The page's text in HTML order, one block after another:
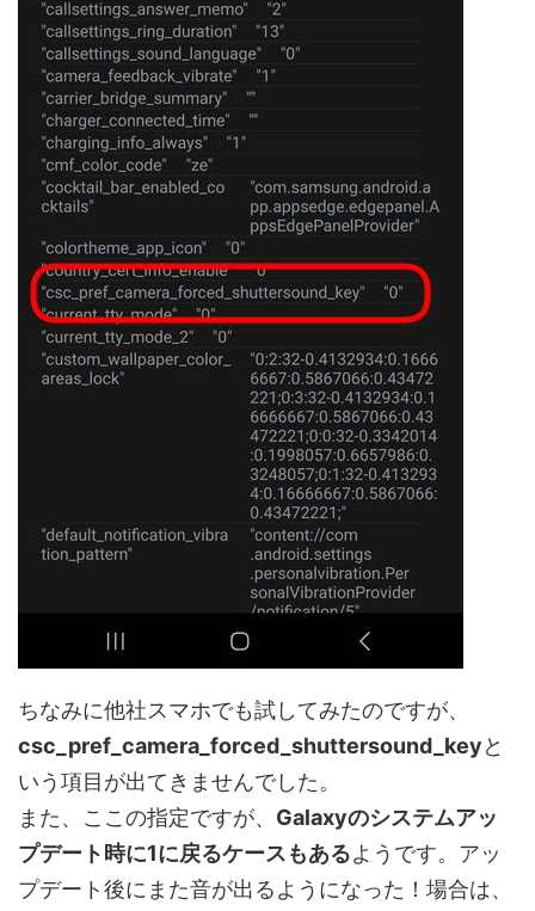
ちなみに他社スマホでも試してみたのですが、
csc_pref_camera_forced_shuttersound_keyと
いう項目が出てきませんでした。
また、ここの指定ですが、 Galaxyのシステムアッ
プデート時に1に戻るケースもあるようです。アッ
プデート後にまた音が出るようになった！場合は、